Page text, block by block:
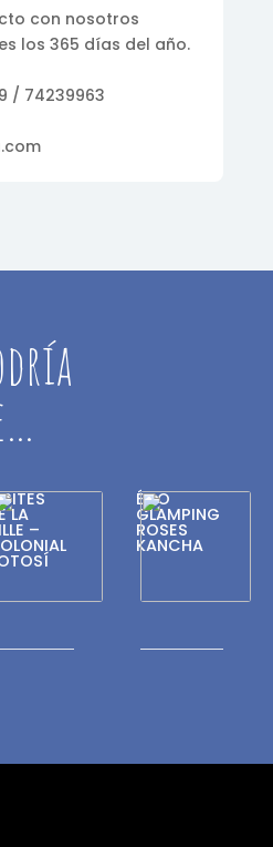
con nosotros
los 365 días del año.
/ 74239963
LA
–
ÉCO
GLAMPING
ROSES
KANCHA